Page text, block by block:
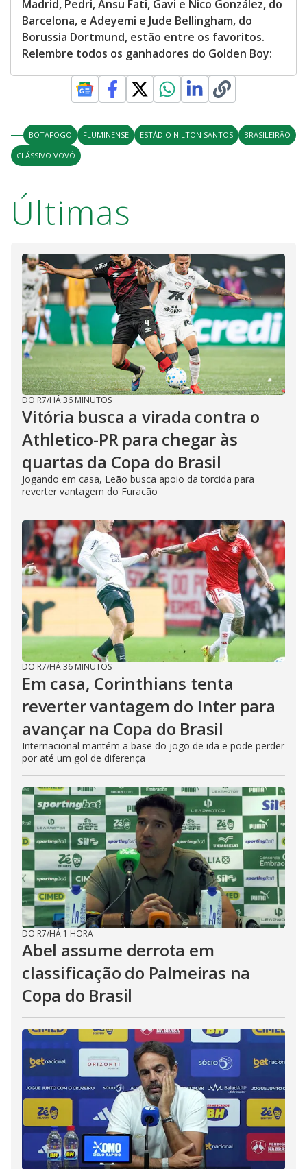
Madrid, Pedri, Ansu Fati, Gavi e Nico González, do
Barcelona, e Adeyemi e Jude Bellingham, do
Borussia Dortmund, estão entre os favoritos.
Relembre todos os ganhadores do Golden Boy:
BOTAFOGO FLUMINENSE ESTÁDIO NILTON SANTOS
BRASILEIRÃO
CLÁSSIVO VOVÔ
Últimas
DO R7/HÁ 36 MINUTOS
Vitória busca a virada contra o
Athletico-PR para chegar às
quartas da Copa do Brasil
Jogando em casa, Leão busca apoio da torcida para
reverter vantagem do Furacão
DO R7/HÁ 36 MINUTOS
Em casa, Corinthians tenta
reverter vantagem do Inter para
avançar na Copa do Brasil
Internacional mantém a base do jogo de ida e pode perder
por até um gol de diferença
DO R7/HÁ 1 HORA
Abel assume derrota em
classificação do Palmeiras na
Copa do Brasil